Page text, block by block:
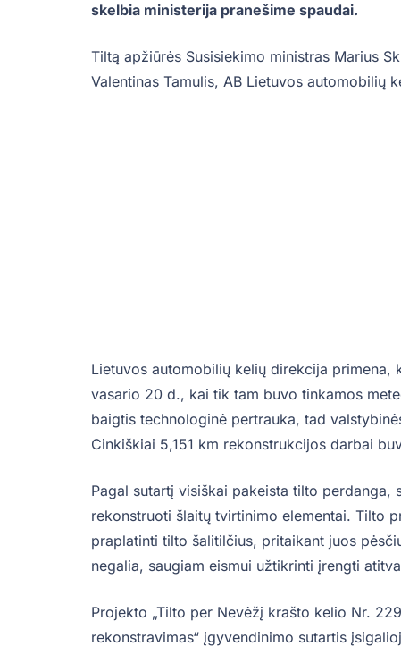
skelbia ministerija pranešime spaudai.
Tiltą apžiūrės Susisiekimo ministras Marius
Valentinas Tamulis, AB Lietuvos automobilių
Lietuvos automobilių kelių direkcija
vasario 20 d., kai tik tam buvo tinkamos
baigtis technologinė pertrauka, tad
Cinkiškiai 5,151 km rekonstrukcijos darbai
Pagal sutartį visiškai pakeista tilto
rekonstruoti šlaitų tvirtinimo elementai. Tilto
praplatinti tilto šalitilčius, pritaikant juos
negalia, saugiam eismui užtikrinti įrengti
Projekto „Tilto per Nevėžį krašto kelio Nr.
rekonstravimas“ įgyvendinimo sutartis